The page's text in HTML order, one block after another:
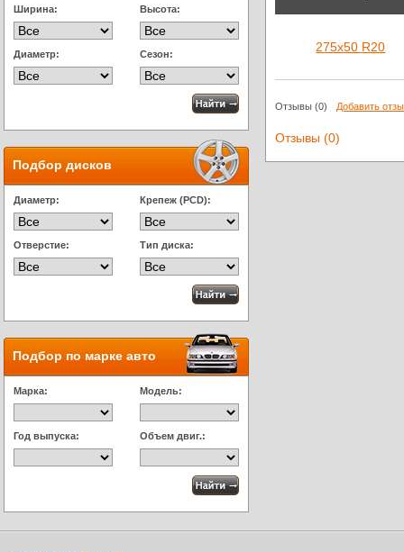
Ширина: Высота:
Диаметр: Сезон:
Подбор дисков
Диаметр: Крепеж (PCD):
Отверстие: Тип диска:
Подбор по марке авто
Марка: Модель:
Год выпуска: Объем двиг.:
275х50 R20
Отзывы (0) Добавить
Отзывы (0)